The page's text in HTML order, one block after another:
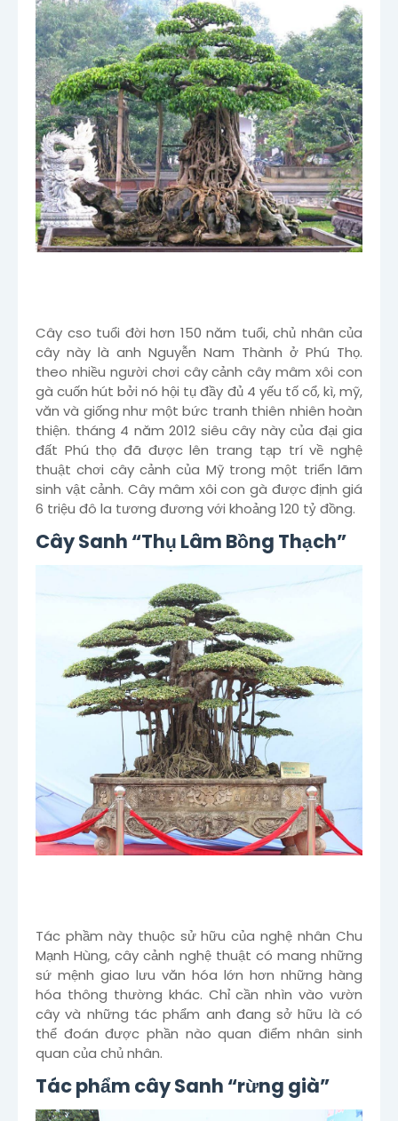
Cây cso tuổi đời hơn 150 năm tuổi, chủ nhân của
cây này là anh Nguyễn Nam Thành ở Phú Thọ.
theo nhiều người chơi cây cảnh cây mâm xôi con
gà cuốn hút bởi nó hội tụ đầy đủ 4 yếu tố cổ, kì, mỹ,
văn và giống như một bức tranh thiên nhiên hoàn
thiện. tháng 4 năm 2012 siêu cây này của đại gia
đất Phú thọ đã được lên trang tạp trí về nghệ
thuật chơi cây cảnh của Mỹ trong một triển lãm
sinh vật cảnh. Cây mâm xôi con gà được định giá
6 triệu đô la tương đương với khoảng 120 tỷ đồng.
Cây Sanh “Thụ Lâm Bồng Thạch”
Tác phầm này thuộc sử hữu của nghệ nhân Chu
Mạnh Hùng, cây cảnh nghệ thuật có mang những
sứ mệnh giao lưu văn hóa lớn hơn những hàng
hóa thông thường khác. Chỉ cần nhìn vào vườn
cây và những tác phẩm anh đang sở hữu là có
thể đoán được phần nào quan điểm nhân sinh
quan của chủ nhân.
Tác phẩm cây Sanh “rừng già”